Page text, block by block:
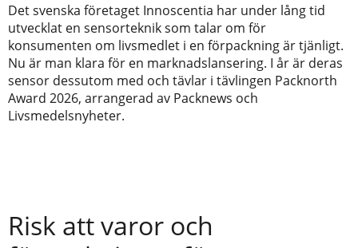
Det svenska företaget Innoscentia har under lång tid
utvecklat en sensorteknik som talar om för
konsumenten om livsmedlet i en förpackning är tjänligt.
Nu är man klara för en marknadslansering. I år är deras
sensor dessutom med och tävlar i tävlingen Packnorth
Award 2026, arrangerad av Packnews och
Livsmedelsnyheter.
Risk att varor och